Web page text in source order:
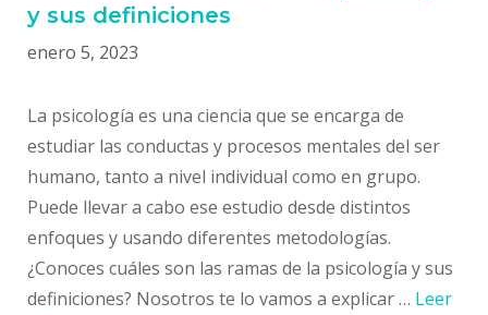
y sus definiciones
enero 5, 2023
La psicología es una ciencia que se encarga de
estudiar las conductas y procesos mentales del ser
humano, tanto a nivel individual como en grupo.
Puede llevar a cabo ese estudio desde distintos
enfoques y usando diferentes metodologías.
¿Conoces cuáles son las ramas de la psicología y sus
definiciones? Nosotros te lo vamos a explicar … Leer